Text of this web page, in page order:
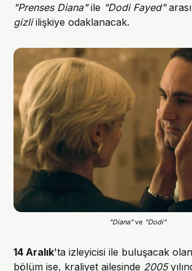
"Prenses Diana"ile "Dodi Fayed"
gizliilişkiye odaklanacak.
"Diana" ve "Dodi"
14 Aralık'ta izleyicisi ile buluşacak
bölüm ise, kraliyet ailesinde 2005